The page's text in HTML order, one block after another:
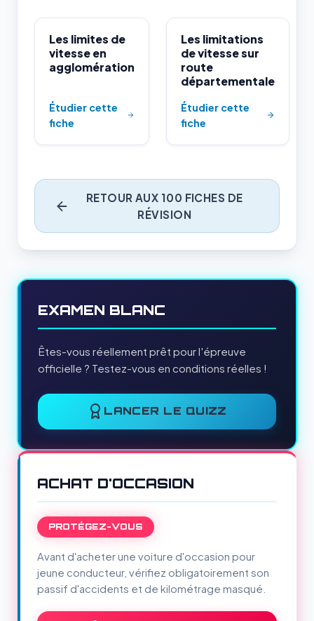
Les limites de
vitesse en
agglomération
Étudier cette
fiche
Les limitations
de vitesse sur
route
départementale
Étudier cette
fiche
RETOUR AUX 100 FICHES DE
RÉVISION
EXAMEN BLANC
Êtes-vous réellement prêt pour l'épreuve
officielle ? Testez-vous en conditions réelles !
LANCER LE QUIZZ
ACHAT D'OCCASION
PROTÉGEZ-VOUS
Avant d'acheter une voiture d'occasion pour
jeune conducteur, vérifiez obligatoirement son
passif d'accidents et de kilométrage masqué.